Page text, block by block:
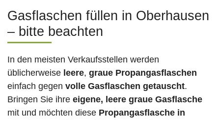
Gasflaschen füllen in Oberhausen
– bitte beachten
In den meisten Verkaufsstellen werden
üblicherweise leere, graue Propangasflaschen
einfach gegen volle Gasflaschen getauscht.
Bringen Sie ihre eigene, leere graue Gasflasche
mit und möchten diese Propangasflasche in